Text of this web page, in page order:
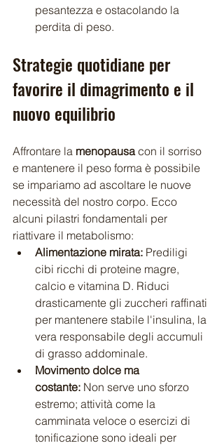
pesantezza e ostacolando la
perdita di peso.
Strategie quotidiane per
favorire il dimagrimento e il
nuovo equilibrio
Affrontare la menopausa con il sorriso
e mantenere il peso forma è possibile
se impariamo ad ascoltare le nuove
necessità del nostro corpo. Ecco
alcuni pilastri fondamentali per
riattivare il metabolismo:
Alimentazione mirata: Prediligi
cibi ricchi di proteine magre,
calcio e vitamina D. Riduci
drasticamente gli zuccheri raffinati
per mantenere stabile l'insulina, la
vera responsabile degli accumuli
di grasso addominale.
Movimento dolce ma
costante: Non serve uno sforzo
estremo; attività come la
camminata veloce o esercizi di
tonificazione sono ideali per